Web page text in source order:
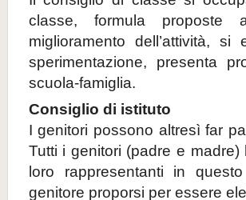
classe, formula
miglioramento dell’attività,
sperimentazione, presenta
scuola-famiglia.
Consiglio di istituto
I genitori possono altresì far
Tutti i genitori (padre e
loro rappresentanti in
genitore proporsi per essere